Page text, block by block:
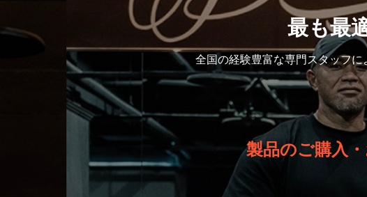
最も最
全国の経験豊富な専門スタッフに
製品のご購入